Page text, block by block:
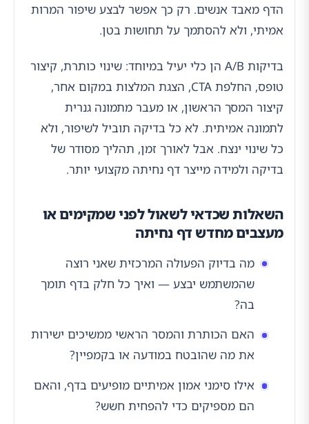
הדף מאבד אנשים. רק כך אפשר לבצע שיפור המרות
אמיתי, ולא להסתמך על תחושות בטן.
בדיקות A/B הן כלי יעיל במיוחד: שינוי כותרת, קיצור
טופס, החלפת CTA, הצגת המלצות במקום אחר,
קיצור המסך הראשון, או מעבר מתמונה גנרית
לתמונה אמיתית. לא כל בדיקה תוביל לשיפור, ולא
כל שינוי ינצח. אבל לאורך זמן, תהליך מסודר של
בדיקה ולמידה מייצר דף נחיתה מקצועי יותר.
השאלות שכדאי לשאול לפני שמקימים או
מעצבים מחדש דף נחיתה
מה בדיוק הפעולה המרכזית שאני רוצה
שהמשתמש יבצע — ואיך כל חלק בדף תומך
בה?
האם הכותרת והמסר הראשי ממשיכים ישירות
את מה שהובטח במודעה או בקמפיין?
אילו סימני אמון אמיתיים מופיעים בדף, והאם
הם מספיקים כדי להפחית חשש?